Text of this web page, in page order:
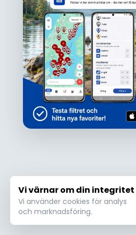
Ojdå!
Den här platsen hittades
inte läsas in korrekt.
Försök igen
Vi värnar om din integritet
Vi använder cookies för analys
och marknadsföring.